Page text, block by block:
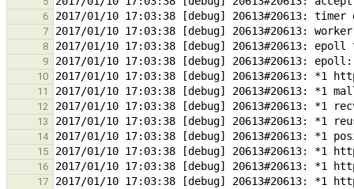
6
7
8
9
10
11
12
13
14
15
16
17